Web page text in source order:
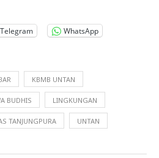
Telegram WhatsApp
KBMB UNTAN
BUDHIS LINGKUNGAN
TANJUNGPURA UNTAN